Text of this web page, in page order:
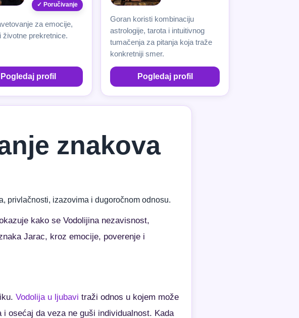
✓ Poručivanje
za emocije,
životne prekretnice.
Pogledaj profil
Goran koristi kombinaciju
astrologije, tarota i intuitivnog
tumačenja za pitanja koja traže
konkretniji smer.
Pogledaj profil
znakova
privlačnosti, izazovima i dugoročnom odnosu.
kako se Vodolijina nezavisnost,
Jarac, kroz emocije, poverenje i
Vodolija u ljubavi traži odnos u kojem može
osećaj da veza ne guši individualnost. Kada